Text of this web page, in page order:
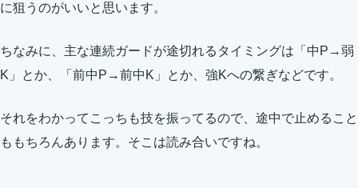
に狙うのがいいと思います。
ちなみに、主な連続ガードが途切れるタイミングは「中P→弱
K」とか、「前中P→前中K」とか、強Kへの繋ぎなどです。
それをわかってこっちも技を振ってるので、途中で止めること
ももちろんあります。そこは読み合いですね。